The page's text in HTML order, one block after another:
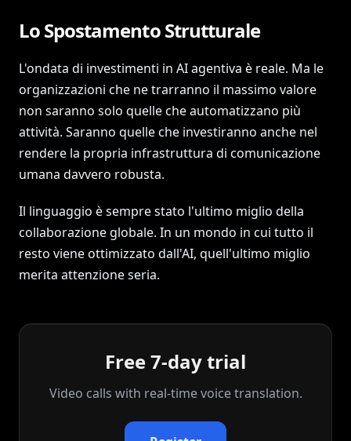
Lo Spostamento Strutturale
L'ondata di investimenti in AI agentiva è reale. Ma le
organizzazioni che ne trarranno il massimo valore
non saranno solo quelle che automatizzano più
attività. Saranno quelle che investiranno anche nel
rendere la propria infrastruttura di comunicazione
umana davvero robusta.
Il linguaggio è sempre stato l'ultimo miglio della
collaborazione globale. In un mondo in cui tutto il
resto viene ottimizzato dall'AI, quell'ultimo miglio
merita attenzione seria.
Free 7-day trial
Video calls with real‑time voice translation.